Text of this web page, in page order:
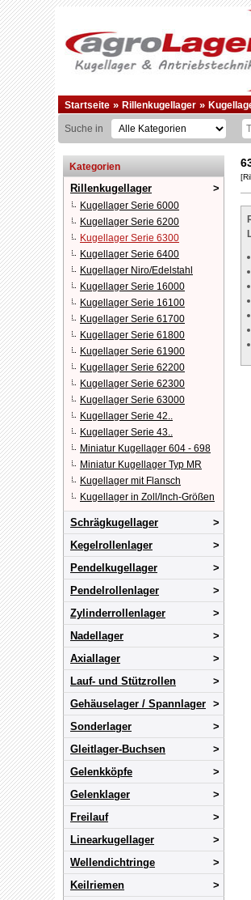
Startseite » Rillenkugellager »
Suche in
Kategorien
Rillenkugellager
Kugellager Serie 6000
Kugellager Serie 6200
Kugellager Serie 6300
Kugellager Serie 6400
Kugellager Niro/Edelstahl
Kugellager Serie 16000
Kugellager Serie 16100
Kugellager Serie 61700
Kugellager Serie 61800
Kugellager Serie 61900
Kugellager Serie 62200
Kugellager Serie 62300
Kugellager Serie 63000
Kugellager Serie 42..
Kugellager Serie 43..
Miniatur Kugellager 604 - 698
Miniatur Kugellager Typ MR
Kugellager mit Flansch
Kugellager in Zoll/Inch-Größen
Schrägkugellager
Kegelrollenlager
Pendelkugellager
Pendelrollenlager
Zylinderrollenlager
Nadellager
Axiallager
Lauf- und Stützrollen
Gehäuselager / Spannlager
Sonderlager
Gleitlager-Buchsen
Gelenkköpfe
Gelenklager
Freilauf
Linearkugellager
Wellendichtringe
Keilriemen